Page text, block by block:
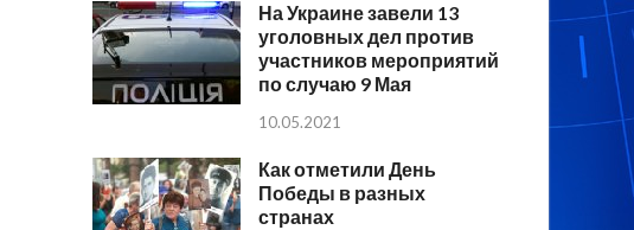
На Украине завели 13
уголовных дел против
участников мероприятий
по случаю 9 Мая
10.05.2021
Как отметили День
Победы в разных
странах